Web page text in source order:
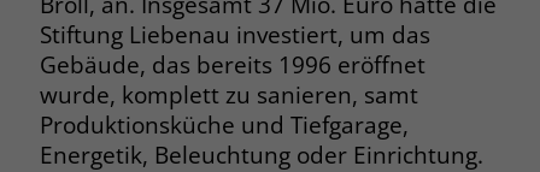
Stiftung Liebenau investiert, um das
Gebäude, das bereits 1996 eröffnet
wurde, komplett zu sanieren, samt
Produktionsküche und Tiefgarage,
Energetik, Beleuchtung oder Einrichtung.
Anbieter jobs.stiftung-liebenau.de
Laufzeit Session
Zweck
Behält die Zustände des Benutzers bei
allen Seitenanfragen bei.
Laufzeit 90 Tage
Dieses Cookie wird gesetzt, wenn ein
User über einen Klick auf eine Google
Werbeanzeige auf die Website gelangt.